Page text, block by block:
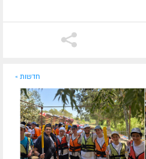
חדשות »